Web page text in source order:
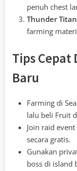
penuh chest
Thunder
farming
Tips Cepat
Baru
Farming di
lalu beli Fruit
Join raid
secara gratis.
Gunakan
boss di island